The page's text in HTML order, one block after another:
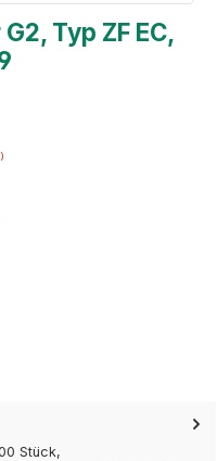
Typ ZF EC,
Stück,